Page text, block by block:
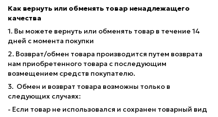
Как вернуть или обменять товар ненадлежащего
качества
1. Вы можете вернуть или обменять товар в течение 14
дней с момента покупки
2. Возврат/обмен товара производится путем возврата
нам приобретенного товара с последующим
возмещением средств покупателю.
3. Обмен и возврат товара возможны только в
следующих случаях:
- Если товар не использовался и сохранен товарный вид